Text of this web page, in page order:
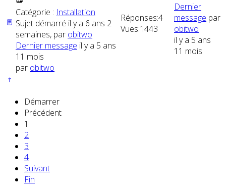
Catégorie : Installation
Sujet démarré il y a 6 ans 2
semaines, par obitwo
Dernier message il y a 5 ans
11 mois
par obitwo
Réponses:4
Vues:1443
Dernier
message par
obitwo
il y a 5 ans
11 mois
Démarrer
Précédent
1
2
3
4
Suivant
Fin